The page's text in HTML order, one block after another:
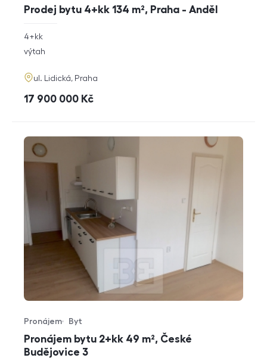
Prodej bytu 4+kk 134 m², Praha - Anděl
rozměry
dispozice
4+kk
funkce
výtah
adresa
ul. Lidická, Praha
cena
17 900 000 Kč
Pronájem bytu 2+kk 49 m², České
Budějovice 3
Typ nabídky
Pronájem
Typ nemovitosti
Byt